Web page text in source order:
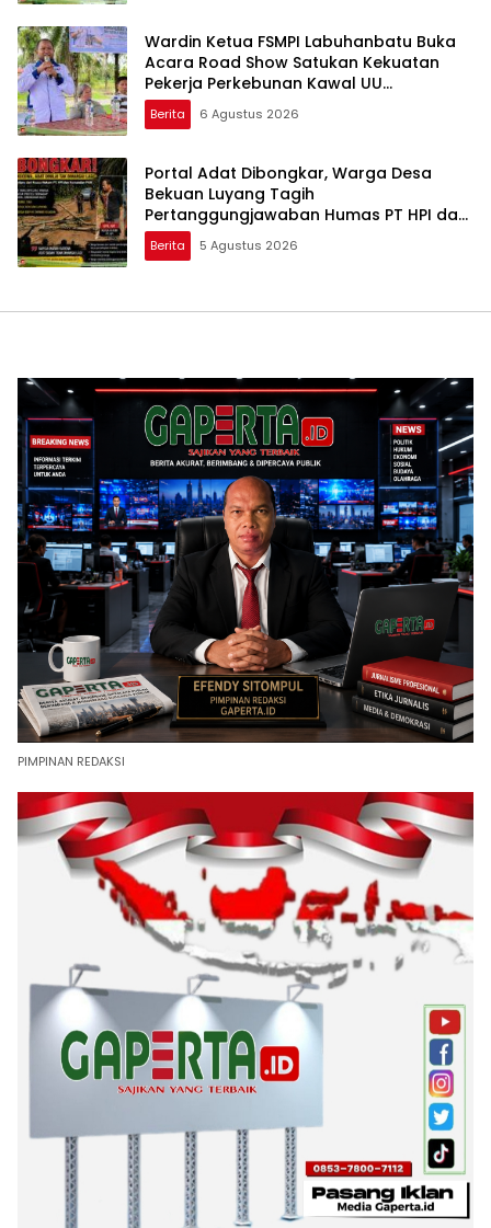
Wardin Ketua FSMPI Labuhanbatu Buka
Acara Road Show Satukan Kekuatan
Pekerja Perkebunan Kawal UU
Ketenagakerjaan Baru
Berita 6 Agustus 2026
Portal Adat Dibongkar, Warga Desa
Bekuan Luyang Tagih
Pertanggungjawaban Humas PT HPI dan
Kepala Desa yang Diduga Terlibat
Berita 5 Agustus 2026
PIMPINAN REDAKSI